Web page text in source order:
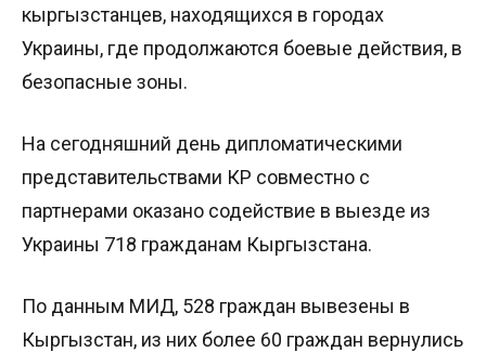
кыргызстанцев, находящихся в городах
Украины, где продолжаются боевые действия, в
безопасные зоны.
На сегодняшний день дипломатическими
представительствами КР совместно с
партнерами оказано содействие в выезде из
Украины 718 гражданам Кыргызстана.
По данным МИД, 528 граждан вывезены в
Кыргызстан, из них более 60 граждан вернулись